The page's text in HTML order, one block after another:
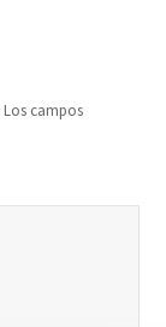
Los campos